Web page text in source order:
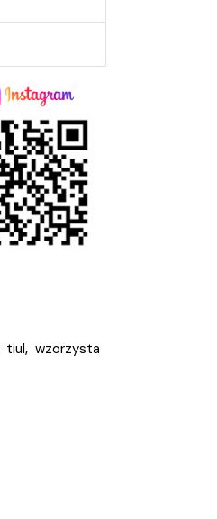
tiul, wzorzysta